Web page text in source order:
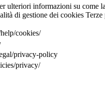
ulteriori informazioni su
di gestione dei cookies Terze
cookies/
privacy-policy
privacy/